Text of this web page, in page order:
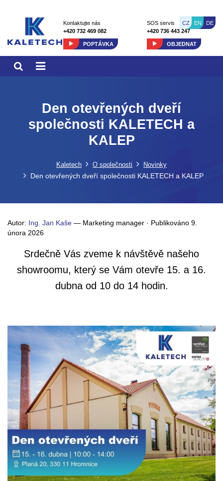
CZ EN DE
Kontaktujte nás
+420 732 469 082
POPTÁVKA
SOS servis
+420 736 443 247
OBJEDNAT
Den otevřených dveří
společnosti KALETECH a
KALEP
Kaletech O společnosti Novinky
Den otevřených dveří společnosti KALETECH a KALEP
Autor: Ing. Jan Kaše — Marketing manager · Publikováno 9.
února 2026
Srdečně Vás zveme k návštěvě našeho
showroomu, který se Vám otevře 15. a 16.
dubna od 10 do 14 hodin.